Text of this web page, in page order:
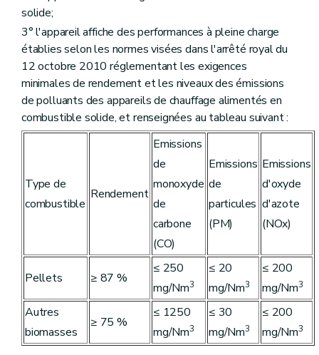
solide;
3° l'appareil affiche des performances à pleine charge
établies selon les normes visées dans l'arrêté royal du
12 octobre 2010 réglementant les exigences
minimales de rendement et les niveaux des émissions
de polluants des appareils de chauffage alimentés en
combustible solide, et renseignées au tableau suivant :
Type de
combustible
Rendement
Emissions
de
monoxyde
de
carbone
(CO)
Emissions
de
particules
(PM)
Emissions
d'oxyde
d'azote
(NOx)
Pellets ≥ 87 %
≤ 250
mg/Nm3
≤ 20
mg/Nm3
≤ 200
mg/Nm3
Autres
biomasses
≥ 75 %
≤ 1250
mg/Nm3
≤ 30
mg/Nm3
≤ 200
mg/Nm3